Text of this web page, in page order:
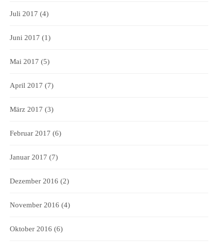
Juli 2017 (4)
Juni 2017 (1)
Mai 2017 (5)
April 2017 (7)
März 2017 (3)
Februar 2017 (6)
Januar 2017 (7)
Dezember 2016 (2)
November 2016 (4)
Oktober 2016 (6)